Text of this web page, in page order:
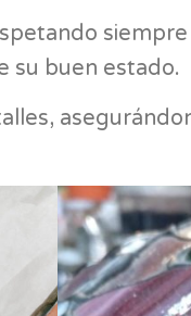
su buen estado.